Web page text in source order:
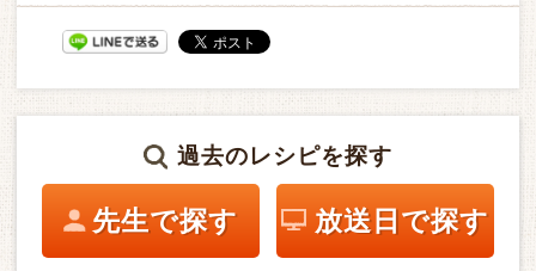
過去のレシピを探す
先生で探す 放送日で探す